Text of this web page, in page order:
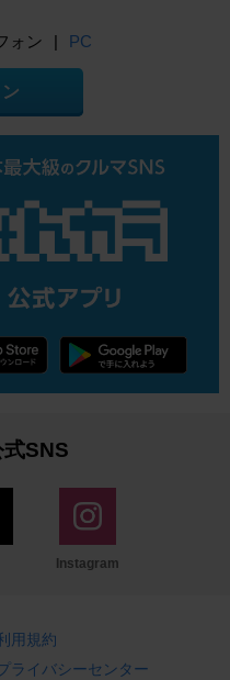
ォン | PC
SNS
Instagram
用規約
ライバシーセンター